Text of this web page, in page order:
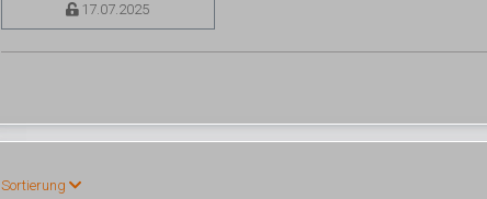
17.07.2025
Sortierung